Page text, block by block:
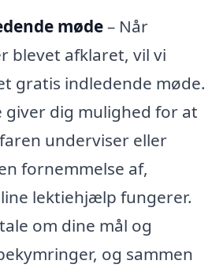
møde– Når
blevet afklaret, vil vi
gratis indledende møde.
giver dig mulighed for at
underviser eller
fornemmelse af,
lektiehjælp fungerer.
om dine mål og
og sammen